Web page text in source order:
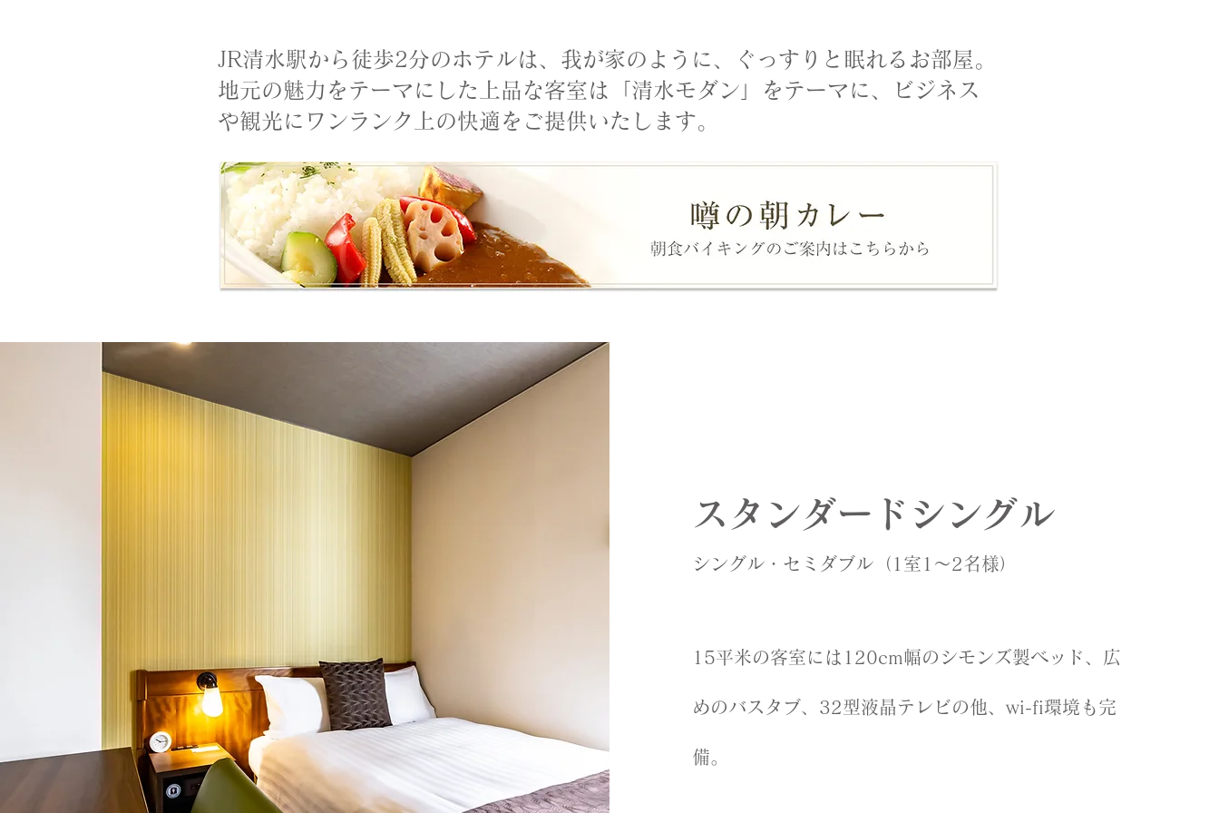
JR清水駅から徒歩2分のホテルは、我が家のように、ぐっすりと眠れるお部屋。
地元の魅力をテーマにした上品な客室は「清水モダン」をテーマに、ビジネス
や観光にワンランク上の快適をご提供いたします。
スタンダードシングル
シングル・セミダブル（1室1～2名様）
15平米の客室には120cm幅のシモンズ製ベッド、広
めのバスタブ、32型液晶テレビの他、wi-fi環境も完
備。